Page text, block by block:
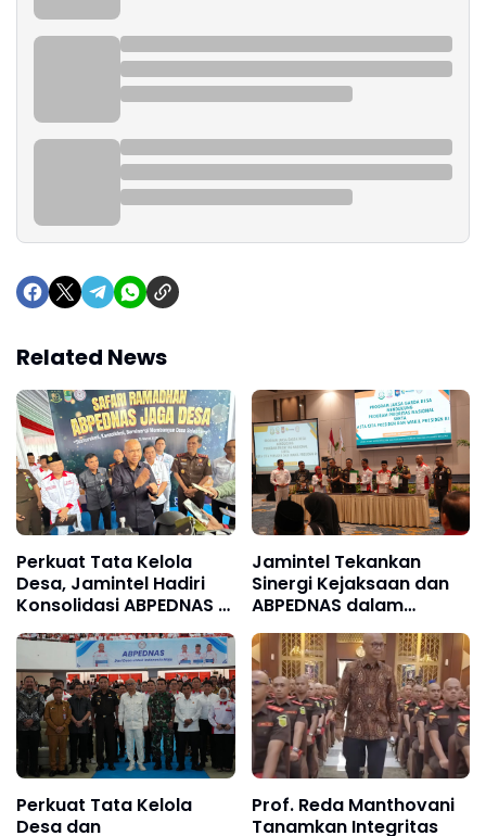
Related News
Perkuat Tata Kelola
Desa, Jamintel Hadiri
Konsolidasi ABPEDNAS di
Karawang
Jamintel Tekankan
Sinergi Kejaksaan dan
ABPEDNAS dalam
Mengawal Dana Desa
untuk Wujudkan "Zero
Korupsi" di Sulawesi
Selatan
Perkuat Tata Kelola
Desa dan
Prof. Reda Manthovani
Tanamkan Integritas